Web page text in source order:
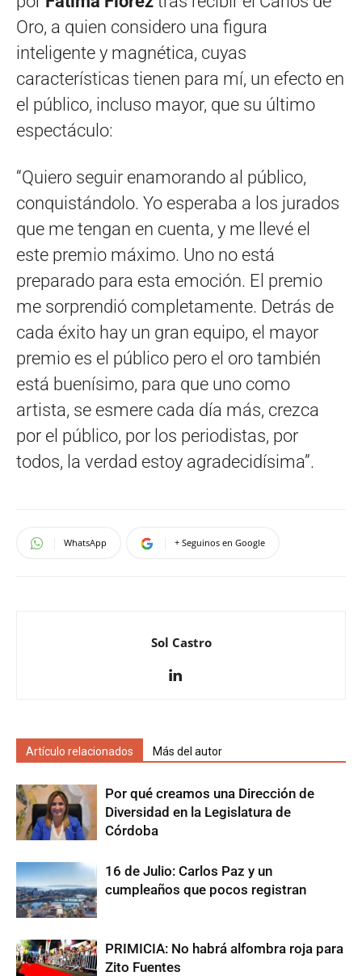
Oro, a quien considero una figura
inteligente y magnética, cuyas
características tienen para mí, un efecto en
el público, incluso mayor, que su último
espectáculo:
“Quiero seguir enamorando al público,
conquistándolo. Yo esperaba a los jurados
que me tengan en cuenta, y me llevé el
este premio máximo. Uno no está
preparado para esta emoción. El premio
me sorprendió completamente. Detrás de
cada éxito hay un gran equipo, el mayor
premio es el público pero el oro también
está buenísimo, para que uno como
artista, se esmere cada día más, crezca
por el público, por los periodistas, por
todos, la verdad estoy agradecidísima”.
WhatsApp + Seguinos en Google
Sol Castro
Artículo relacionados Más del autor
Por qué creamos una Dirección de
Diversidad en la Legislatura de
Córdoba
16 de Julio: Carlos Paz y un
cumpleaños que pocos registran
PRIMICIA: No habrá alfombra roja para
Zito Fuentes